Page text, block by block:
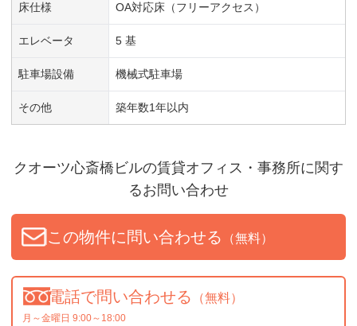
床仕様 OA対応床（フリーアクセス）
エレベータ 5 基
駐車場設備 機械式駐車場
その他 築年数1年以内
クオーツ心斎橋ビルの賃貸オフィス・事務所に関す
るお問い合わせ
この物件に問い合わせる （無料）
電話で問い合わせる （無料）
月～金曜日 9:00～18:00